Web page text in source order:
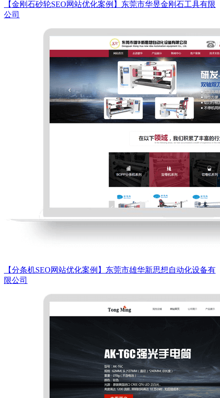
【金刚石砂轮SEO网站优化案例】东莞市华昱金刚石工具有限
公司
【分条机SEO网站优化案例】东莞市雄华新思想自动化设备有
限公司